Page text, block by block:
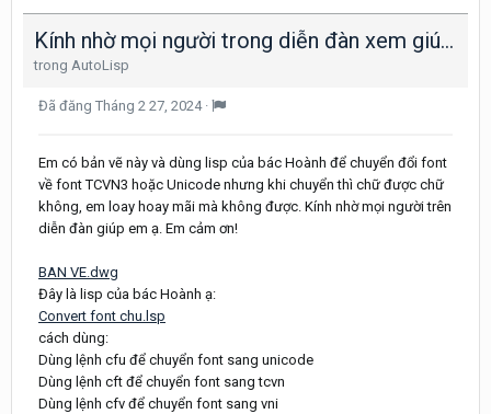
Kính nhờ mọi người trong diễn đàn xem giúp lisp chuyển đổi font trong bản vẽ này ạ
trong AutoLisp
Đã đăng Tháng 2 27, 2024 ·
Em có bản vẽ này và dùng lisp của bác Hoành để chuyển đổi font
về font TCVN3 hoặc Unicode nhưng khi chuyển thì chữ được chữ
không, em loay hoay mãi mà không được. Kính nhờ mọi người trên
diễn đàn giúp em ạ. Em cảm ơn!
BAN VE.dwg
Đây là lisp của bác Hoành ạ:
Convert font chu.lsp
cách dùng:
Dùng lệnh cfu để chuyển font sang unicode
Dùng lệnh cft để chuyển font sang tcvn
Dùng lệnh cfv để chuyển font sang vni